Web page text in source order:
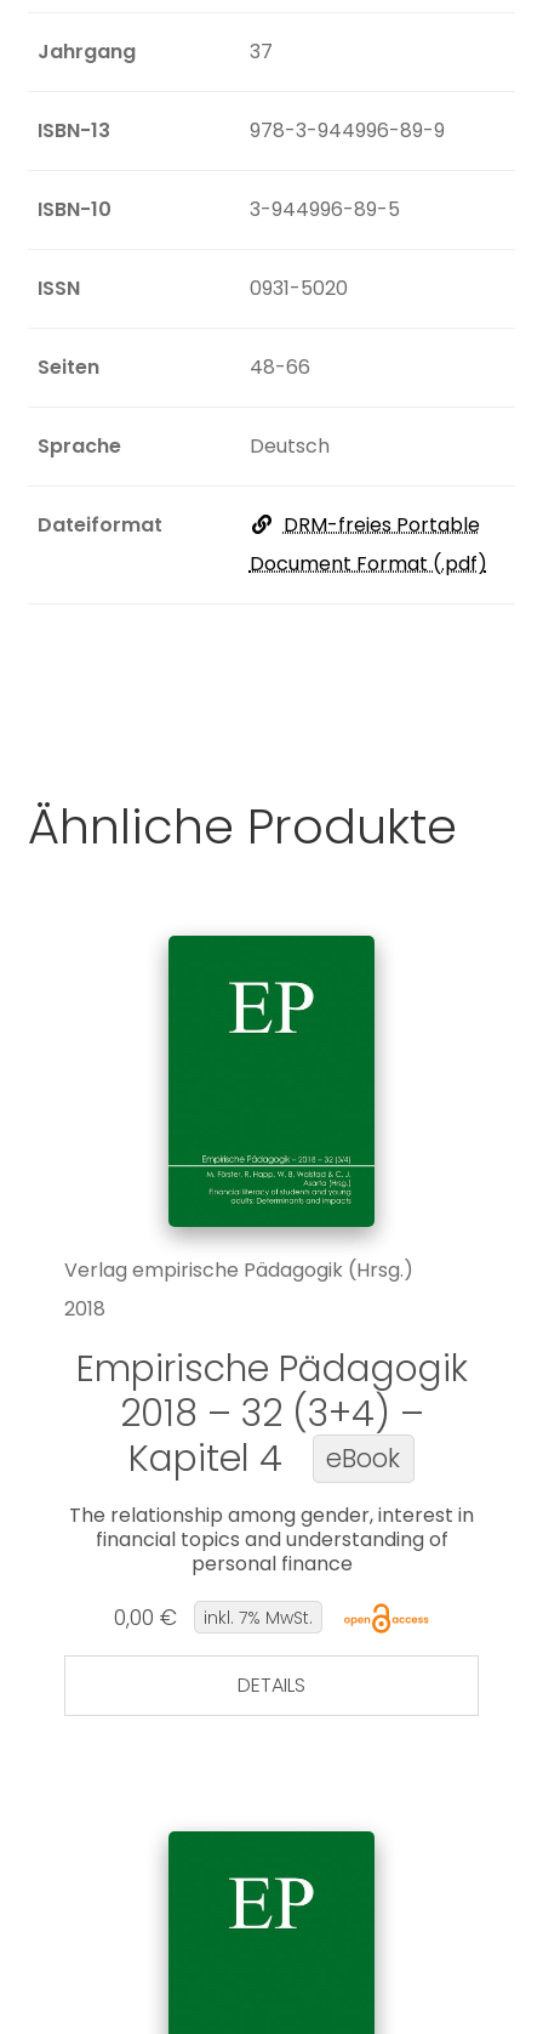
Jahrgang 37
ISBN-13 978-3-944996-89-9
ISBN-10 3-944996-89-5
ISSN 0931-5020
Seiten 48-66
Sprache Deutsch
Dateiformat
DRM-freies Portable
Document Format (.pdf)
Ähnliche Produkte
Verlag empirische Pädagogik (Hrsg.)
2018
Empirische Pädagogik
2018 – 32 (3+4) –
Kapitel 4
eBook
The relationship among gender, interest in
financial topics and understanding of
personal finance
0,00 € inkl. 7% MwSt.
DETAILS